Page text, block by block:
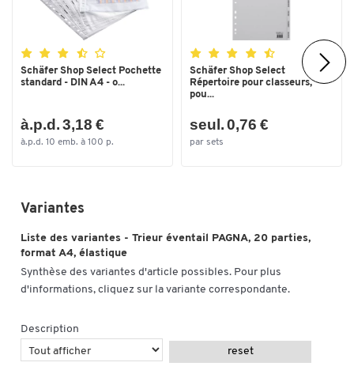
Schäfer Shop Select Pochette
standard - DIN A4 - o...
à.p.d. 3,18 €
à.p.d. 10 emb. à 100 p.
Schäfer Shop Select
Répertoire pour classeurs,
pou...
seul. 0,76 €
par sets
Variantes
Liste des variantes - Trieur éventail PAGNA, 20 parties,
format A4, élastique
Synthèse des variantes d'article possibles. Pour plus
d'informations, cliquez sur la variante correspondante.
Description
reset